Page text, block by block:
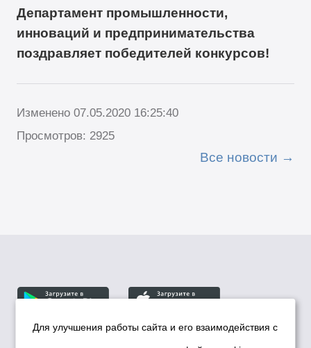
Департамент промышленности,
инноваций и предпринимательства
поздравляет победителей конкурсов!
Изменено 07.05.2020 16:25:40
Просмотров: 2925
Все новости
Для улучшения работы сайта и его взаимодействия с